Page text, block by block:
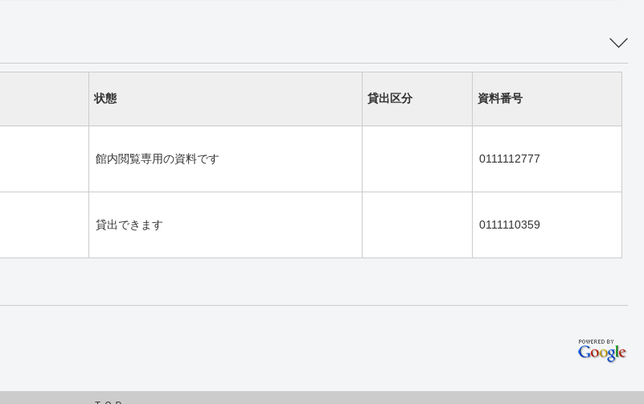
状態 貸出区分 資料番号
館内閲覧専用の資料です 0111112777
貸出できます 0111110359